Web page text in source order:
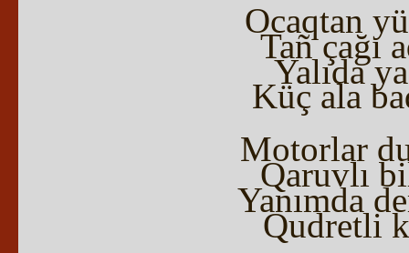
Ocaqtan
Tañ çağı
Yalıda
Küç ala
Motorlar
Qaruvlı
Yanımda
Qudretli